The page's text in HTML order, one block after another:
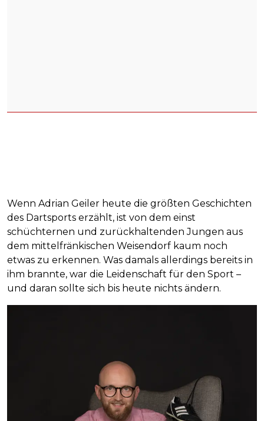
Wenn Adrian Geiler heute die größten Geschichten
des Dartsports erzählt, ist von dem einst
schüchternen und zurückhaltenden Jungen aus
dem mittelfränkischen Weisendorf kaum noch
etwas zu erkennen. Was damals allerdings bereits in
ihm brannte, war die Leidenschaft für den Sport –
und daran sollte sich bis heute nichts ändern.